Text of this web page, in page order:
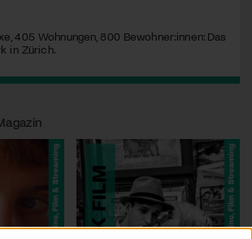
405 Wohnungen, 800 Bewohner:innen: Das
in Zürich.